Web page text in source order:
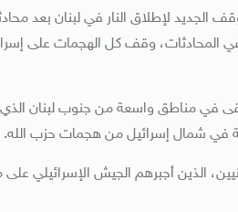
الجديد لإطلاق النار في لبنان بعد
المحادثات، وقف كل الهجمات على
في مناطق واسعة من جنوب لبنان الذي
في شمال إسرائيل من ​هجمات حزب الله.
الذين أجبرهم الجيش ⁠الإسرائيلي